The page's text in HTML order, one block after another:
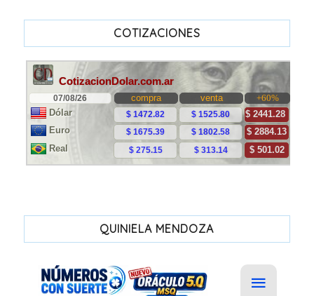
COTIZACIONES
QUINIELA MENDOZA